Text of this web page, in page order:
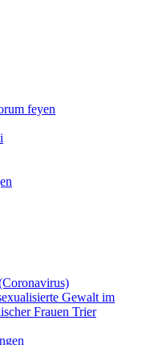
feyen
Gewalt im
Frauen Trier